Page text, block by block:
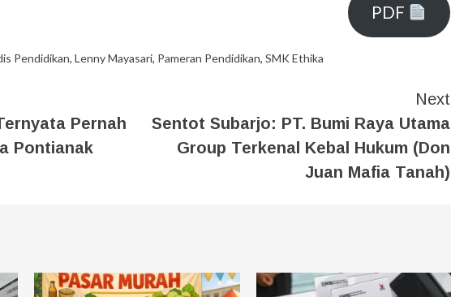
PDF
Pendidikan, Lenny Mayasari, Pameran Pendidikan, SMK Ethika
Pernah
Pontianak
Next
Sentot Subarjo: PT. Bumi Raya Utama
Group Terkenal Kebal Hukum (Don
Juan Mafia Tanah)